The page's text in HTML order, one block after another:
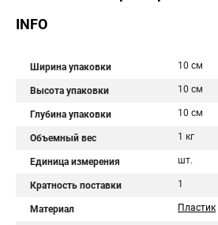
INFO
Ширина упаковки 10 см
Высота упаковки 10 см
Глубина упаковки 10 см
Объемный вес 1 кг
Единица измерения шт.
Кратность поставки 1
Материал Пластик